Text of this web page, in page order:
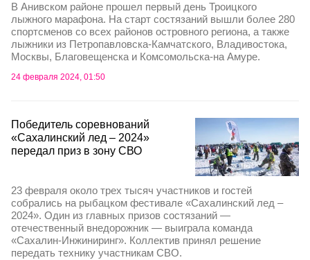
В Анивском районе прошел первый день Троицкого
лыжного марафона. На старт состязаний вышли более 280
спортсменов со всех районов островного региона, а также
лыжники из Петропавловска-Камчатского, Владивостока,
Москвы, Благовещенска и Комсомольска-на Амуре.
24 февраля 2024, 01:50
Победитель соревнований
«Сахалинский лед – 2024»
передал приз в зону СВО
23 февраля около трех тысяч участников и гостей
собрались на рыбацком фестивале «Сахалинский лед –
2024». Один из главных призов состязаний —
отечественный внедорожник — выиграла команда
«Сахалин-Инжиниринг». Коллектив принял решение
передать технику участникам СВО.